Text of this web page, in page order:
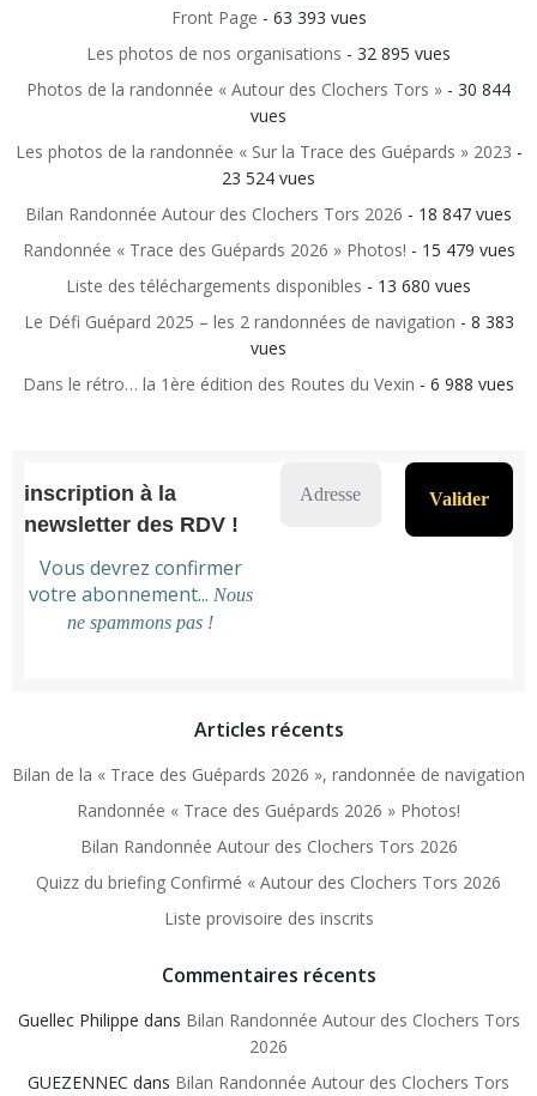
Front Page - 63 393 vues
Les photos de nos organisations - 32 895 vues
Photos de la randonnée « Autour des Clochers Tors » - 30 844
vues
Les photos de la randonnée « Sur la Trace des Guépards » 2023 -
23 524 vues
Bilan Randonnée Autour des Clochers Tors 2026 - 18 847 vues
Randonnée « Trace des Guépards 2026 » Photos! - 15 479 vues
Liste des téléchargements disponibles - 13 680 vues
Le Défi Guépard 2025 – les 2 randonnées de navigation - 8 383
vues
Dans le rétro… la 1ère édition des Routes du Vexin - 6 988 vues
inscription à la
newsletter des RDV !
Vous devrez confirmer
votre abonnement... Nous
ne spammons pas !
Articles récents
Bilan de la « Trace des Guépards 2026 », randonnée de navigation
Randonnée « Trace des Guépards 2026 » Photos!
Bilan Randonnée Autour des Clochers Tors 2026
Quizz du briefing Confirmé « Autour des Clochers Tors 2026
Liste provisoire des inscrits
Commentaires récents
Guellec Philippe dans Bilan Randonnée Autour des Clochers Tors
2026
GUEZENNEC dans Bilan Randonnée Autour des Clochers Tors